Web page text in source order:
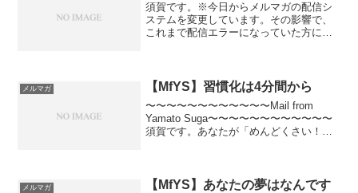
須賀です。※今日からメルマガの配信シ
ステムを変更しています。その影響で、
これまで配信エラーになっていた方にも
ださい。あなたが最近断っ...
メルマガ 【MfYS】習慣化は4分間から
〜〜〜〜〜〜〜〜〜〜〜〜Mail from
Yamato Suga〜〜〜〜〜〜〜〜〜〜〜〜
須賀です。あなたが「めんどくさい！」
と？なにを...
メルマガ
【MfYS】あなたの夢はなんです